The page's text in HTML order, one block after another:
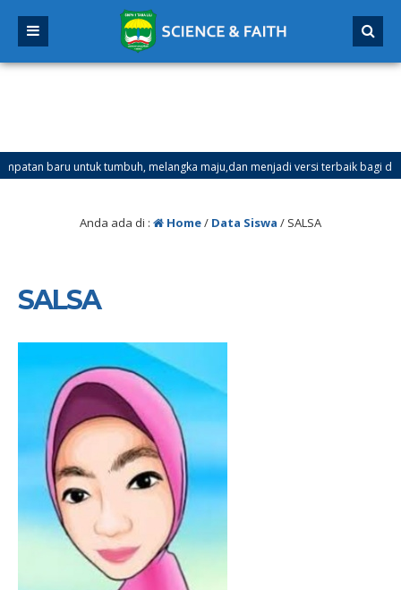
baru untuk tumbuh, melangka maju,dan menjadi versi terbaik bagi dirimu.
Ganjil Mulai Tanggal 21 Desember 2025 sd Tanggal 4 Januari 2026
Anda ada di : Home/ Data Siswa / SALSA
SALSA